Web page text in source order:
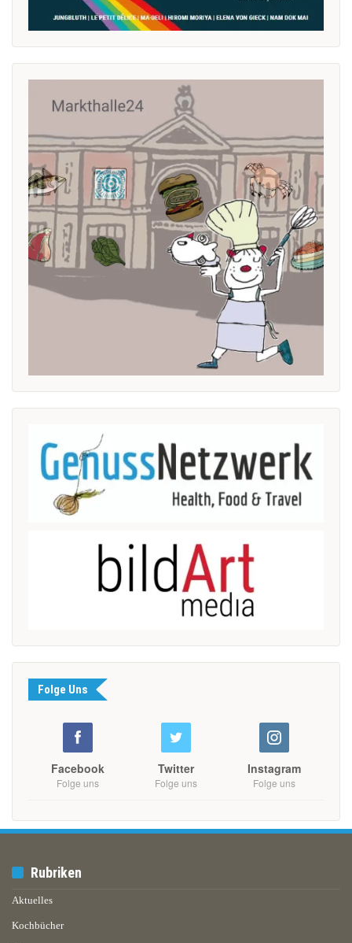
Folge Uns
Facebook
Folge uns
Twitter
Folge uns
Instagram
Folge uns
Rubriken
Aktuelles
Kochbücher